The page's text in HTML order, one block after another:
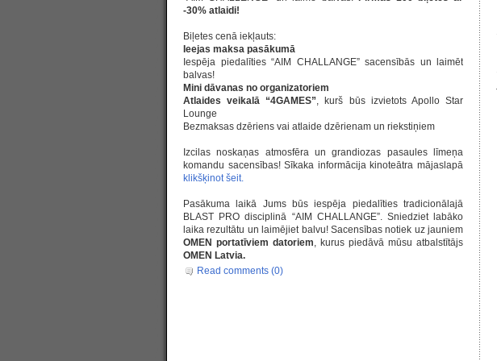
-30% atlaidi!
Biļetes cenā iekļauts:
Ieejas maksa pasākumā
Iespēja piedalīties “AIM CHALLANGE” sacensībās un laimēt
balvas!
Mini dāvanas no organizatoriem
Atlaides veikalā “4GAMES” , kurš būs izvietots Apollo Star
Lounge
Bezmaksas dzēriens vai atlaide dzērienam un riekstiņiem
Izcilas noskaņas atmosfēra un grandiozas pasaules līmeņa
komandu sacensības! Sīkaka informācija kinoteātra mājaslapā
klikšķinot šeit.
Pasākuma laikā Jums būs iespēja piedalīties tradicionālajā
BLAST PRO disciplinā “AIM CHALLANGE”. Sniedziet labāko
laika rezultātu un laimējiet balvu! Sacensības notiek uz jauniem
OMEN portatīviem datoriem , kurus piedāvā mūsu atbalstītājs
OMEN Latvia.
Read comments (0)